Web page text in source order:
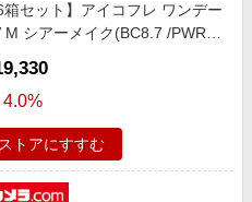
6箱セット】アイコフレ ワンデー
M シアーメイク(BC8.7 /PWR-
4.0%
ストアにすすむ